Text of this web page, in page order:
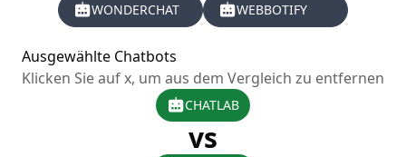
WONDERCHAT
WEBBOTIFY
Ausgewählte Chatbots
Klicken Sie auf x, um aus dem Vergleich zu entfernen
CHATLAB
vs